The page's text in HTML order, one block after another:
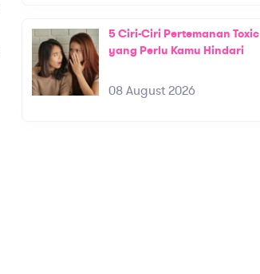
5 Ciri-Ciri Pertemanan Toxic
yang Perlu Kamu Hindari
08 August 2026